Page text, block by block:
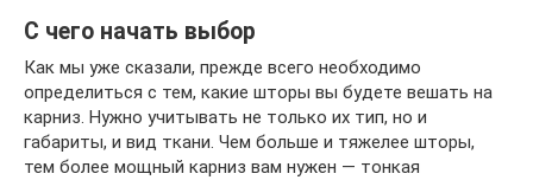
С чего начать выбор
Как мы уже сказали, прежде всего необходимо
определиться с тем, какие шторы вы будете вешать на
карниз. Нужно учитывать не только их тип, но и
габариты, и вид ткани. Чем больше и тяжелее шторы,
тем более мощный карниз вам нужен — тонкая